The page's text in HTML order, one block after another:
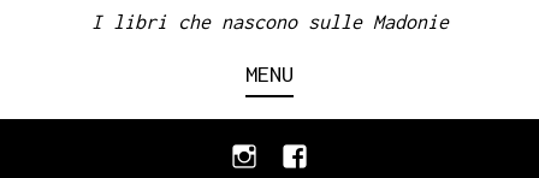
I libri che nascono sulle Madonie
MENU
instagramfacebook